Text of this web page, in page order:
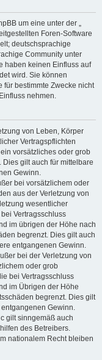
um eine unter der „
Foren-Software
deutschsprachige
Community unter
haben keinen Einfluss auf
wird. Sie können
für bestimmte Zwecke nicht
nehmen.
von Leben, Körper
Vertragspflichten
vorsätzliches oder grob
gilt auch für mittelbare
Gewinn.
bei vorsätzlichem oder
aus der Verletzung von
wesentlicher
Vertragsschluss
im übrigen der Höhe nach
begrenzt. Dies gilt auch
entgangenen Gewinn.
bei der Verletzung von
oder grob
bei Vertragsschluss
im Übrigen der Höhe
begrenzt. Dies gilt
Gewinn.
gilt sinngemäß auch
des Betreibers.
nationalem Recht bleiben